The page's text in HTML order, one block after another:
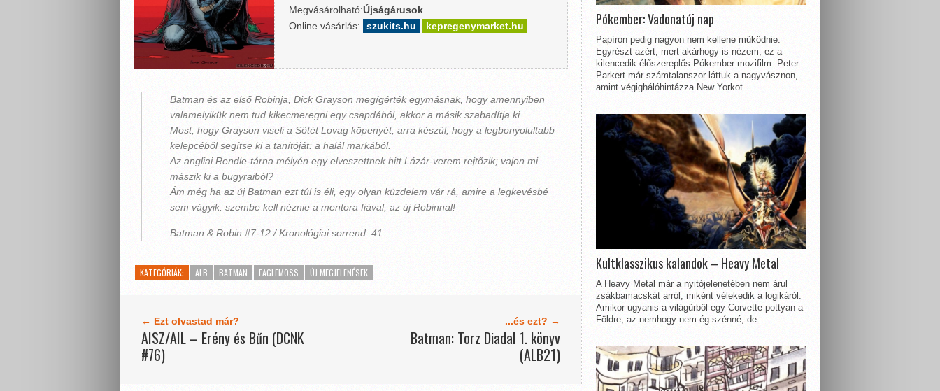
Megvásárolható:Újságárusok
Online vásárlás:
szukits.hu kepregenymarket.hu
Batman és az első Robinja, Dick Grayson megígérték egymásnak, hogy amennyiben
valamelyikük nem tud kikecmeregni egy csapdából, akkor a másik szabadítja ki.
Most, hogy Grayson viseli a Sötét Lovag köpenyét, arra készül, hogy a legbonyolultabb
kelepcéből segítse ki a tanítóját: a halál markából.
Az angliai Rendle-tárna mélyén egy elveszettnek hitt Lázár-verem rejtőzik; vajon mi
mászik ki a bugyraiból?
Ám még ha az új Batman ezt túl is éli, egy olyan küzdelem vár rá, amire a legkevésbé
sem vágyik: szembe kell néznie a mentora fiával, az új Robinnal!
Batman & Robin #7-12 / Kronológiai sorrend: 41
KATEGÓRIÁK: ALB BATMAN EAGLEMOSS ÚJ MEGJELENÉSEK
← Ezt olvastad már?
AISZ/AIL – Erény és Bűn (DCNK
#76)
...és ezt? →
Batman: Torz Diadal 1. könyv
(ALB21)
Pókember: Vadonatúj nap
Papíron pedig nagyon nem kellene működnie.
Egyrészt azért, mert akárhogy is nézem, ez a
kilencedik élőszereplős Pókember mozifilm. Peter
Parkert már számtalanszor láttuk a nagyvásznon,
amint végighálóhintázza New Yorkot...
Kultklasszikus kalandok – Heavy Metal
A Heavy Metal már a nyitójelenetében nem árul
zsákbamacskát arról, miként vélekedik a logikáról.
Amikor ugyanis a világűrből egy Corvette pottyan a
Földre, az nemhogy nem ég szénné, de...